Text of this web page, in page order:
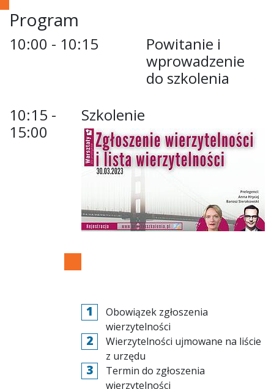
Program
10:00 - 10:15
Powitanie i
wprowadzenie
do szkolenia
10:15 -
15:00
Szkolenie
Obowiązek zgłoszenia
wierzytelności
Wierzytelności ujmowane na liście
z urzędu
Termin do zgłoszenia
wierzytelności